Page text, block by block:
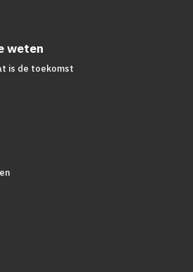
weten
is de toekomst